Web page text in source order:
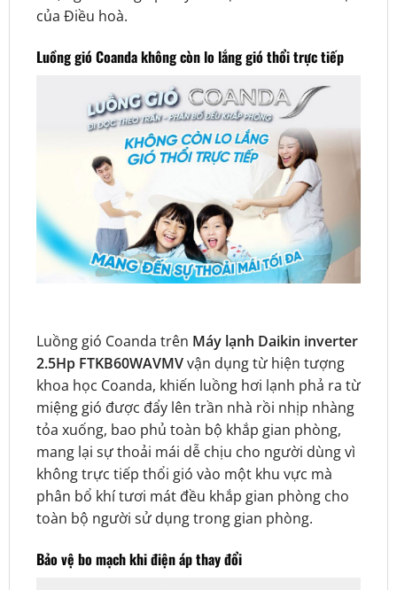
của Điều hoà.
Luồng gió Coanda không còn lo lắng gió thổi trực tiếp
Luồng gió Coanda trên Máy lạnh Daikin inverter
2.5Hp FTKB60WAVMVvận dụng từ hiện tượng
khoa học Coanda, khiến luồng hơi lạnh phả ra từ
miệng gió được đẩy lên trần nhà rồi nhịp nhàng
tỏa xuống, bao phủ toàn bộ khắp gian phòng,
mang lại sự thoải mái dễ chịu cho người dùng vì
không trực tiếp thổi gió vào một khu vực mà
phân bổ khí tươi mát đều khắp gian phòng cho
toàn bộ người sử dụng trong gian phòng.
Bảo vệ bo mạch khi điện áp thay đổi